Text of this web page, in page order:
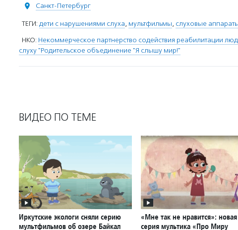
Санкт-Петербург
ТЕГИ: дети с нарушениями слуха, мультфильмы, слуховые
НКО: Некоммерческое партнерство содействия реабилитации
слуху "Родительское объединение "Я слышу мир!"
ВИДЕО ПО ТЕМЕ
Иркутские экологи сняли серию
мультфильмов об озере Байкал
«Мне так не нравится»: новая
серия мультика «Про Миру